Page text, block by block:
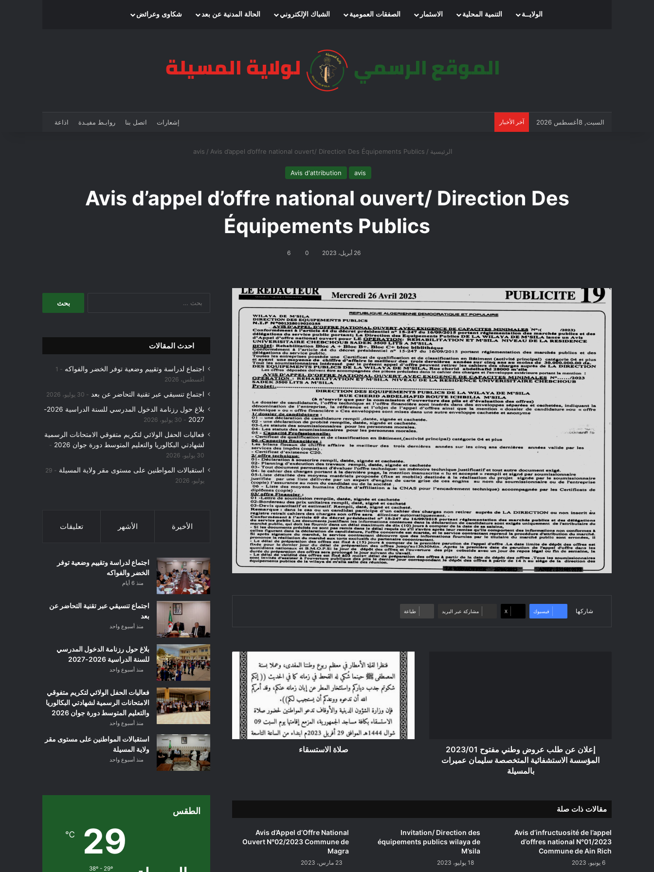
الرئيسيةالولايــة التنمية المحلية الاسثمار الصفقات العمومية الشباك الإلكتروني الحالة المدنية عن بعد شكاوى وعرائض
السبت, 8أغسطس 2026 آخر الأخبار إشعارات اتصل بنا روابـط مفيـدة اذاعة
الرئيسية /
avis / Avis d’appel d’offre national ouvert/ Direction Des Équipements Publics
avis
Avis d'attribution
Avis d’appel d’offre national ouvert/ Direction Des
Équipements Publics
26 أبريل، 2023 0
6
شاركها فيسبوك ‫X مشاركة عبر البريد طباعة
المتخصصة
سليمان
إعلان عن طلب عروض وطني مفتوح 2023/01
المؤسسة الاستشفائية المتخصصة سليمان عميرات
بالمسيلة
صلاة
الاستسقاء
صلاة الاستسقاء
مقالات ذات صلة
Avis d’infructuosité de l’appel
d’offres national N°01/2023
Commune de Ain Rich
6 يونيو، 2023
Invitation/ Direction des
équipements publics wilaya de
M’sila
18 يوليو، 2023
Avis d’Appel d’Offre National
Ouvert N°02/2023 Commune de
Magra
23 مارس، 2023
احدث المقالات
اجتماع لدراسة وتقييم وضعية توفر الخضر والفواكه
1
أغسطس، 2026
اجتماع تنسيقي عبر تقنية التحاضر عن بعد 30 يوليو، 2026
بلاغ حول رزنامة الدخول المدرسي للسنة الدراسية 2026-
2027
30 يوليو، 2026
فعاليات الحفل الولائي لتكريم متفوقي الامتحانات الرسمية
لشهادتي البكالوريا والتعليم المتوسط دورة جوان 2026
30 يوليو، 2026
استقبالات المواطنين على مستوى مقر ولاية المسيلة
29
يوليو، 2026
الأخيرة الأشهر تعليقات
اجتماع لدراسة وتقييم وضعية توفر
الخضر والفواكه
منذ 6 أيام
اجتماع تنسيقي عبر تقنية التحاضر عن
بعد
منذ أسبوع واحد
بلاغ حول رزنامة الدخول المدرسي
للسنة الدراسية 2026-2027
منذ أسبوع واحد
فعاليات الحفل الولائي لتكريم متفوقي
الامتحانات الرسمية لشهادتي البكالوريا
والتعليم المتوسط دورة جوان 2026
منذ أسبوع واحد
استقبالات المواطنين على مستوى مقر
ولاية المسيلة
منذ أسبوع واحد
الطقس
29
℃
38º - 29º